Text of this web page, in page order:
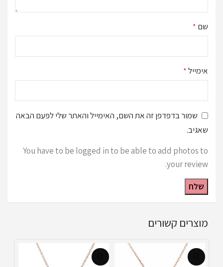
שם *
אימייל*
שמור בדפדפן זה את השם, האימייל והאתר שלי לפעם הבאה
שאגיב.
You have to be logged in to be able to add photos to
your review.
מוצרים קשורים